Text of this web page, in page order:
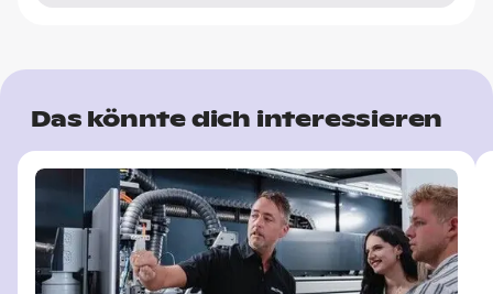
Das könnte dich interessieren